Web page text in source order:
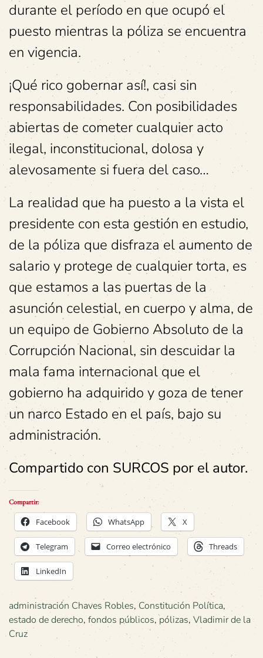
durante el período en que ocupó el
puesto mientras la póliza se encuentra
en vigencia.
¡Qué rico gobernar así!, casi sin
responsabilidades. Con posibilidades
abiertas de cometer cualquier acto
ilegal, inconstitucional, dolosa y
alevosamente si fuera del caso…
La realidad que ha puesto a la vista el
presidente con esta gestión en estudio,
de la póliza que disfraza el aumento de
salario y protege de cualquier torta, es
que estamos a las puertas de la
asunción celestial, en cuerpo y alma, de
un equipo de Gobierno Absoluto de la
Corrupción Nacional, sin descuidar la
mala fama internacional que el
gobierno ha adquirido y goza de tener
un narco Estado en el país, bajo su
administración.
Compartido con SURCOS por el autor.
Compartir:
Facebook WhatsApp X
Telegram Correo electrónico Threads
LinkedIn
administración Chaves Robles, Constitución Política,
estado de derecho, fondos públicos, pólizas, Vladimir de la
Cruz